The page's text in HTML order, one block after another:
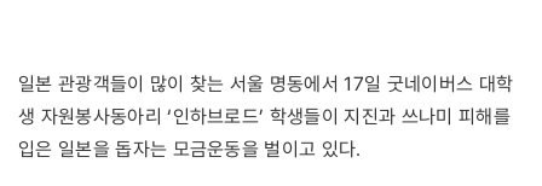
일본 관광객들이 많이 찾는 서울 명동에서 17일 굿네이버스 대학
생 자원봉사동아리 ‘인하브로드’ 학생들이 지진과 쓰나미 피해를
입은 일본을 돕자는 모금운동을 벌이고 있다.